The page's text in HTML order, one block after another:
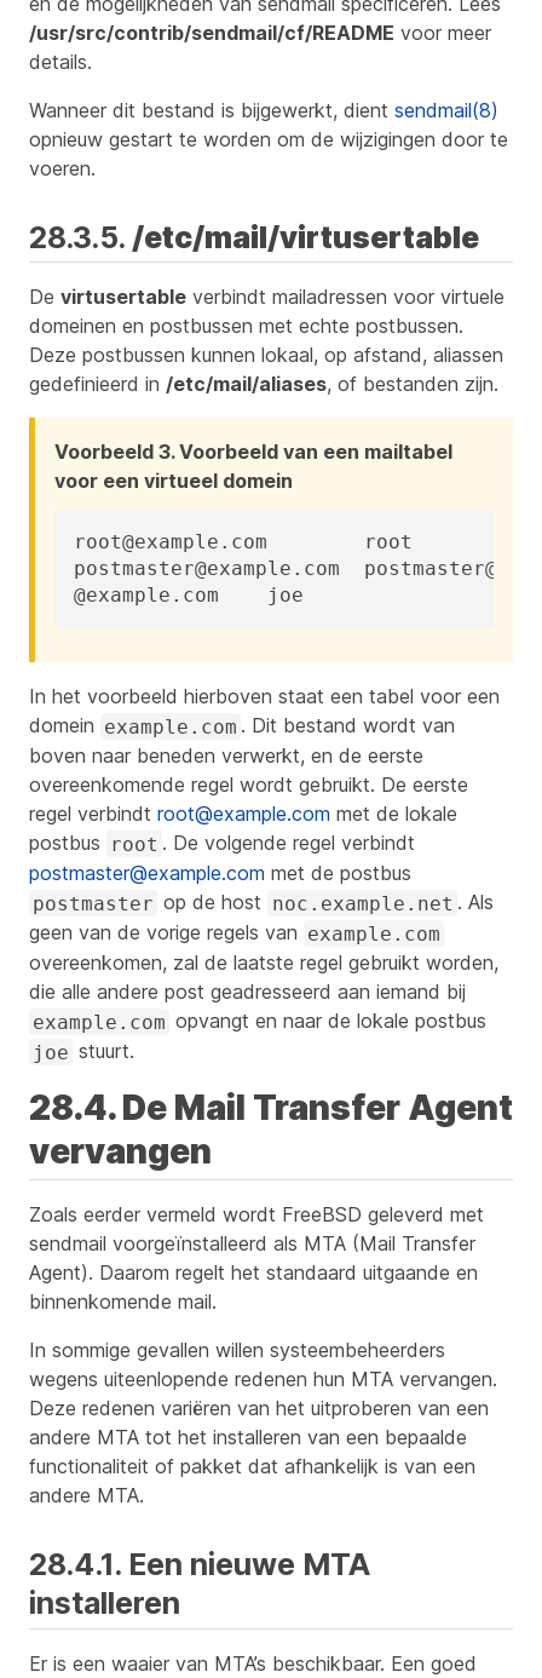
/usr/src/contrib/sendmail/cf/README voor meer
details.
Wanneer dit bestand is bijgewerkt, dient sendmail(8)
opnieuw gestart te worden om de wijzigingen door te
voeren.
28.3.5. /etc/mail/virtusertable
De virtusertable verbindt mailadressen voor virtuele
domeinen en postbussen met echte postbussen.
Deze postbussen kunnen lokaal, op afstand, aliassen
gedefinieerd in /etc/mail/aliases, of bestanden zijn.
Voorbeeld 3. Voorbeeld van een mailtabel
voor een virtueel domein
root@example.com	root
postmaster@example.com	postmaster@noc.example.net
@example.com	joe
In het voorbeeld hierboven staat een tabel voor een
domein example.com . Dit bestand wordt van
boven naar beneden verwerkt, en de eerste
overeenkomende regel wordt gebruikt. De eerste
regel verbindt root@example.com met de lokale
postbus root . De volgende regel verbindt
postmaster@example.com met de postbus
postmaster op de host noc.example.net . Als
geen van de vorige regels van example.com
overeenkomen, zal de laatste regel gebruikt worden,
die alle andere post geadresseerd aan iemand bij
example.com opvangt en naar de lokale postbus
joe stuurt.
28.4. De Mail Transfer Agent
vervangen
Zoals eerder vermeld wordt FreeBSD geleverd met
sendmail voorgeïnstalleerd als MTA (Mail Transfer
Agent). Daarom regelt het standaard uitgaande en
binnenkomende mail.
In sommige gevallen willen systeembeheerders
wegens uiteenlopende redenen hun MTA vervangen.
Deze redenen variëren van het uitproberen van een
andere MTA tot het installeren van een bepaalde
functionaliteit of pakket dat afhankelijk is van een
andere MTA.
28.4.1. Een nieuwe MTA
installeren
Er is een waaier van MTA’s beschikbaar. Een goed